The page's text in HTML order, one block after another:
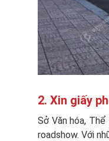
2. Xin giấy
Sở Văn hóa,
roadshow. Với